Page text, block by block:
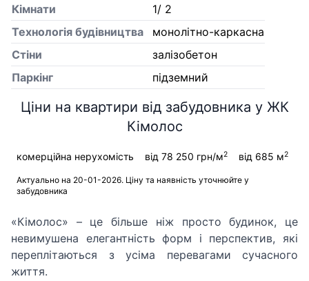
Кiмнати
1/ 2
Технологія будівництва
монолітно-каркасна
Стіни
залізобетон
Паркінг
підземний
Ціни на квартири від забудовника у ЖК
Кімолос
комерційна нерухомість від 78 250 грн/м2 від 685 м2
Актуально на 20-01-2026. Ціну та наявність уточнюйте у
забудовника
«Кімолос» – це більше ніж просто будинок, це
невимушена елегантність форм і перспектив, які
переплітаються з усіма перевагами сучасного
життя.